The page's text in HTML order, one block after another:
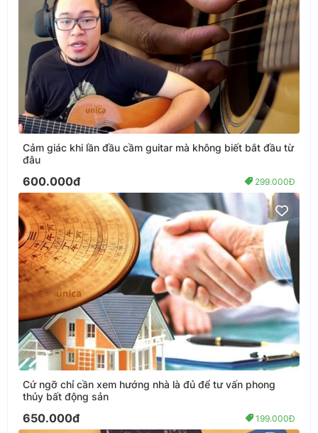
Cảm giác khi lần đầu cầm guitar mà không biết bắt đầu từ
đâu
600.000đ 299.000Đ
Cứ ngỡ chỉ cần xem hướng nhà là đủ để tư vấn phong
thủy bất động sản
650.000đ 199.000Đ